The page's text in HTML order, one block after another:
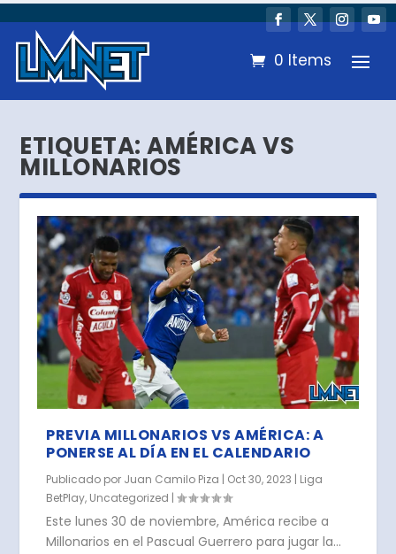
0 Items
ETIQUETA:AMÉRICA VS
MILLONARIOS
PREVIA MILLONARIOS VS AMÉRICA: A
PONERSE AL DÍA EN EL CALENDARIO
Publicado por Juan Camilo Piza | Oct 30, 2023 | Liga
BetPlay, Uncategorized |
Este lunes 30 de noviembre, América recibe a
Millonarios en el Pascual Guerrero para jugar la...